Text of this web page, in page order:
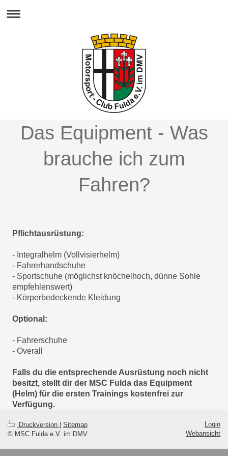
Das Equipment - Was
brauche ich zum
Fahren?
Pflichtausrüstung:
- Integralhelm (Vollvisierhelm)
- Fahrerhandschuhe
- Sportschuhe (möglichst knöchelhoch, dünne Sohle
empfehlenswert)
- Körperbedeckende Kleidung
Optional:
- Fahrerschuhe
- Overall
Falls du die entsprechende Ausrüstung noch nicht
besitzt, stellt dir der MSC Fulda das Equipment
(Helm) für die ersten Trainings kostenfrei zur
Verfügung.
Druckversion
Sitemap
© MSC Fulda e.V. im DMV
Login
Webansicht